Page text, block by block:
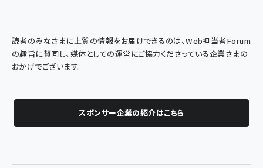
読者のみなさまに上質の情報をお届けできるのは、Web担当者Forum
の趣旨に賛同し、媒体としての運営にご協力くださっている企業さまの
おかげでございます。
スポンサー企業の紹介はこちら